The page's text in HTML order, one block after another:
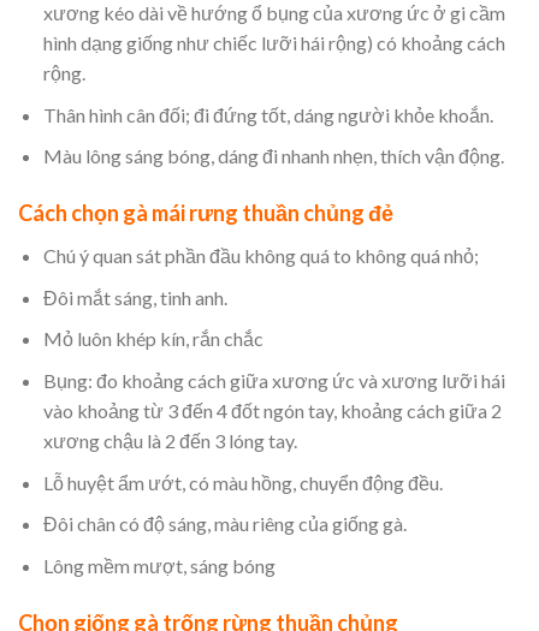
xương kéo dài về hướng ổ bụng của xương ức ở gi cầm
hình dạng giống như chiếc lưỡi hái rộng) có khoảng cách
rộng.
Thân hình cân đối; đi đứng tốt, dáng người khỏe khoắn.
Màu lông sáng bóng, dáng đi nhanh nhẹn, thích vận động.
Cách chọn gà mái rưng thuần chủng đẻ
Chú ý quan sát phần đầu không quá to không quá nhỏ;
Đôi mắt sáng, tinh anh.
Mỏ luôn khép kín, rắn chắc
Bụng: đo khoảng cách giữa xương ức và xương lưỡi hái
vào khoảng từ 3 đến 4 đốt ngón tay, khoảng cách giữa 2
xương chậu là 2 đến 3 lóng tay.
Lỗ huyệt ẩm ướt, có màu hồng, chuyển động đều.
Đôi chân có độ sáng, màu riêng của giống gà.
Lông mềm mượt, sáng bóng
Chọn giống gà trống rừng thuần chủng